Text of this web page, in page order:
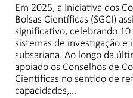
Em 2025, a Iniciativa dos
Bolsas Científicas (SGCI)
significativo, celebrando
sistemas de investigação e
subsariana. Ao longo da
apoiado os Conselhos de
Científicas no sentido de
capacidades,…